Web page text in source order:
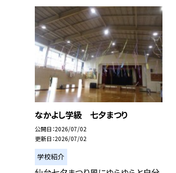
なかよし学級 七夕まつり
公開日 2026/07/02
更新日 2026/07/02
学校紹介